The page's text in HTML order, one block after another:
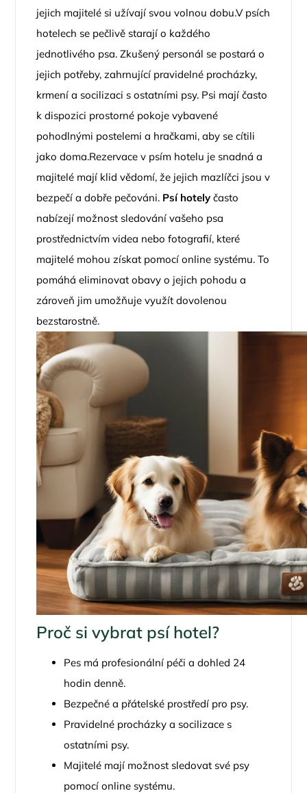
jejich majitelé si užívají svou volnou dobu.V psích
hotelech se pečlivě starají o každého
jednotlivého psa. Zkušený personál se postará o
jejich potřeby, zahrnující pravidelné procházky,
krmení a socilizaci s ostatními psy. Psi mají často
k dispozici prostorné pokoje vybavené
pohodlnými postelemi a hračkami, aby se cítili
jako doma.Rezervace v psím hotelu je snadná a
majitelé mají klid vědomí, že jejich mazlíčci jsou v
bezpečí a dobře pečováni. Psí hotely často
nabízejí možnost sledování vašeho psa
prostřednictvím videa nebo fotografií, které
majitelé mohou získat pomocí online systému. To
pomáhá eliminovat obavy o jejich pohodu a
zároveň jim umožňuje využít dovolenou
bezstarostně.
Proč si vybrat psí hotel?
Pes má profesionální péči a dohled 24
hodin denně.
Bezpečné a přátelské prostředí pro psy.
Pravidelné procházky a socilizace s
ostatními psy.
Majitelé mají možnost sledovat své psy
pomocí online systému.